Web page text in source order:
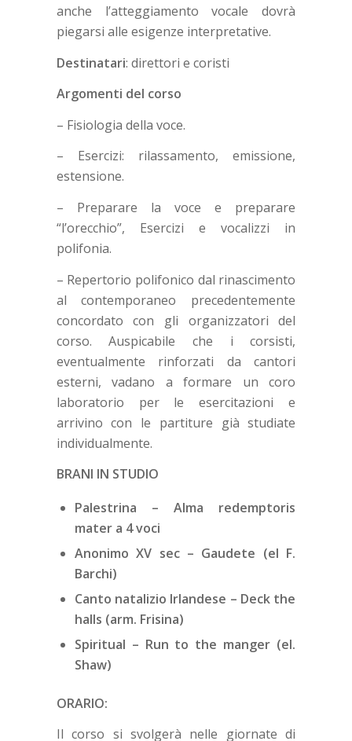
anche l’atteggiamento vocale dovrà
piegarsi alle esigenze interpretative.
Destinatari: direttori e coristi
Argomenti del corso
– Fisiologia della voce.
– Esercizi: rilassamento, emissione,
estensione.
– Preparare la voce e preparare
“l’orecchio”, Esercizi e vocalizzi in
polifonia.
– Repertorio polifonico dal rinascimento
al contemporaneo precedentemente
concordato con gli organizzatori del
corso. Auspicabile che i corsisti,
eventualmente rinforzati da cantori
esterni, vadano a formare un coro
laboratorio per le esercitazioni e
arrivino con le partiture già studiate
individualmente.
BRANI IN STUDIO
Palestrina – Alma redemptoris
mater a 4 voci
Anonimo XV sec – Gaudete (el F.
Barchi)
Canto natalizio Irlandese – Deck the
halls (arm. Frisina)
Spiritual – Run to the manger (el.
Shaw)
ORARIO:
Il corso si svolgerà nelle giornate di